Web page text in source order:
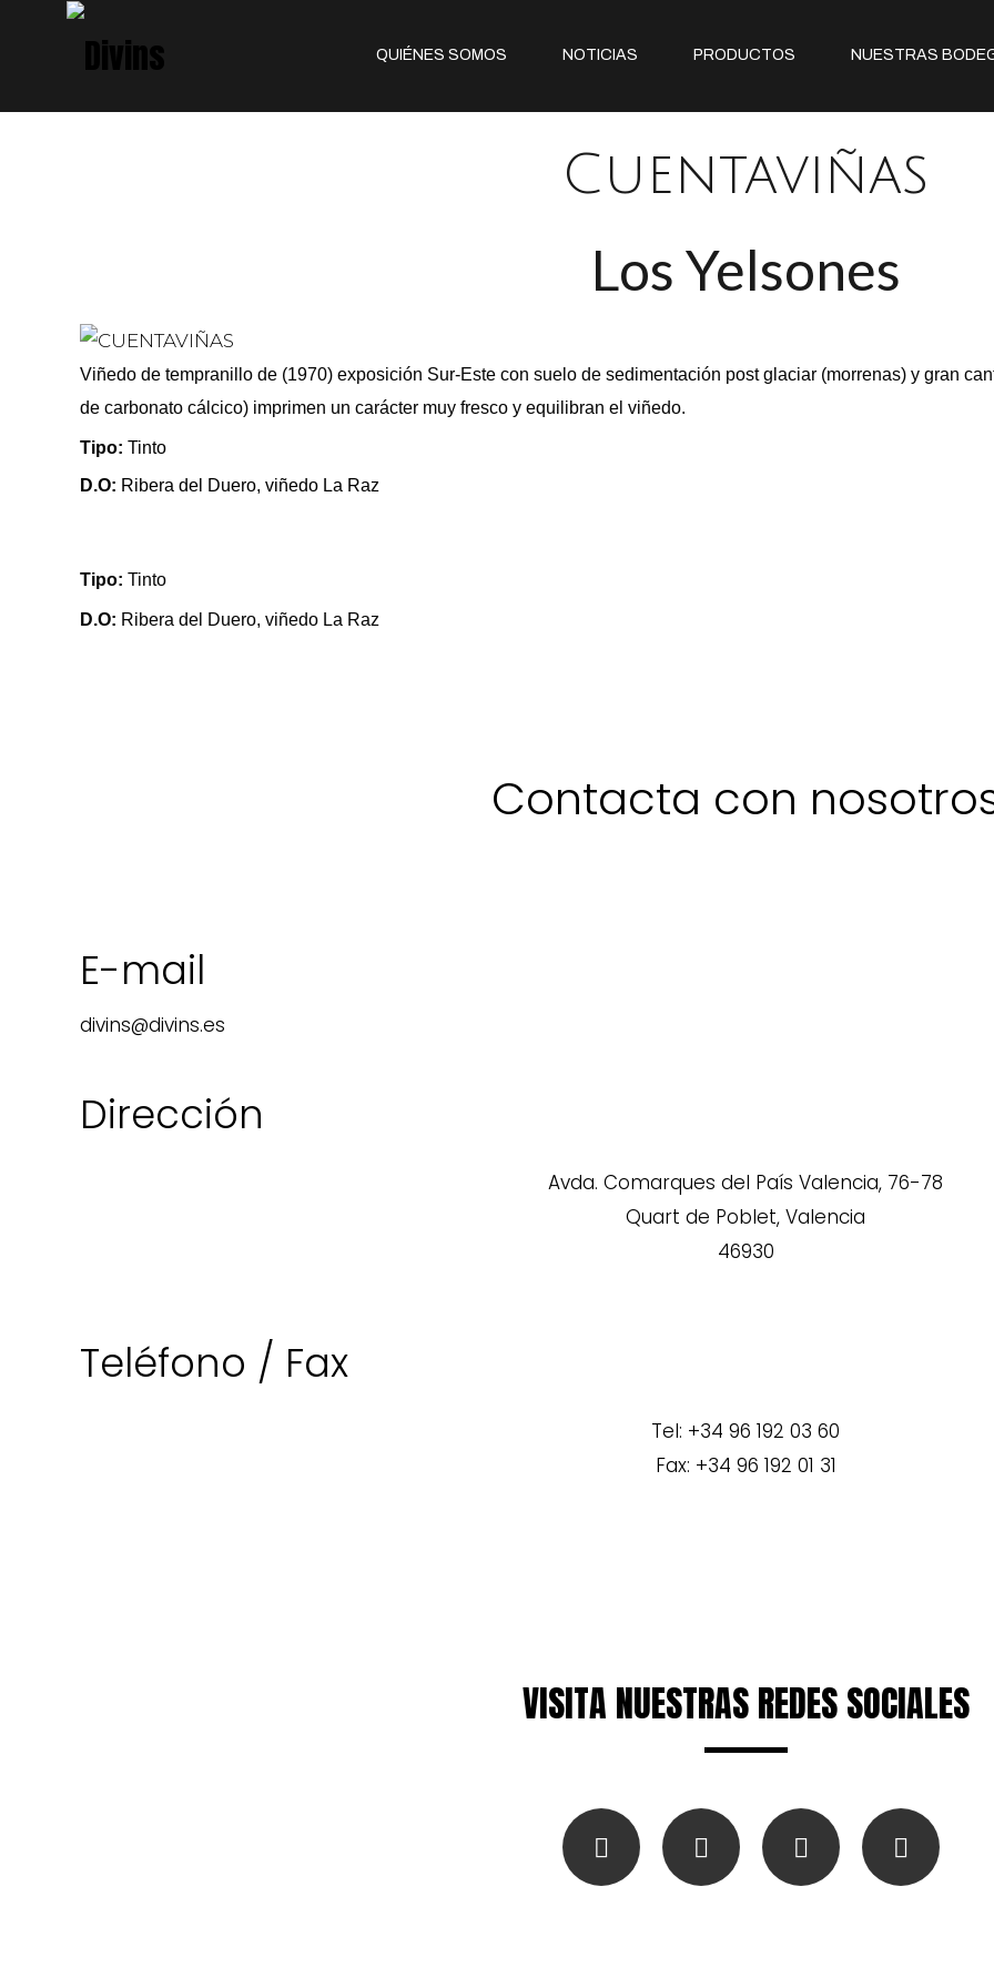
QUIÉNES SOMOS NOTICIAS PRODUCTOS NUESTRAS
Cuentaviñas
Los Yelsones
Viñedo de tempranillo de (1970) exposición Sur-Este con suelo de sedimentación post glaciar (morrenas) y gran
de carbonato cálcico) imprimen un carácter muy fresco y equilibran el viñedo.
Tipo: Tinto
D.O: Ribera del Duero, viñedo La Raz
Tipo: Tinto
D.O: Ribera del Duero, viñedo La Raz
Contacta con
E-mail
divins@divins.es
Dirección
Avda. Comarques del País Valencia, 76-78
Quart de Poblet, Valencia
46930
Teléfono / Fax
Tel: +34 96 192 03 60
Fax: +34 96 192 01 31
VISITA NUESTRAS REDES SOCIALES